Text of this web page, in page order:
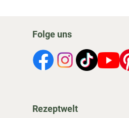
Folge uns
Rezeptwelt